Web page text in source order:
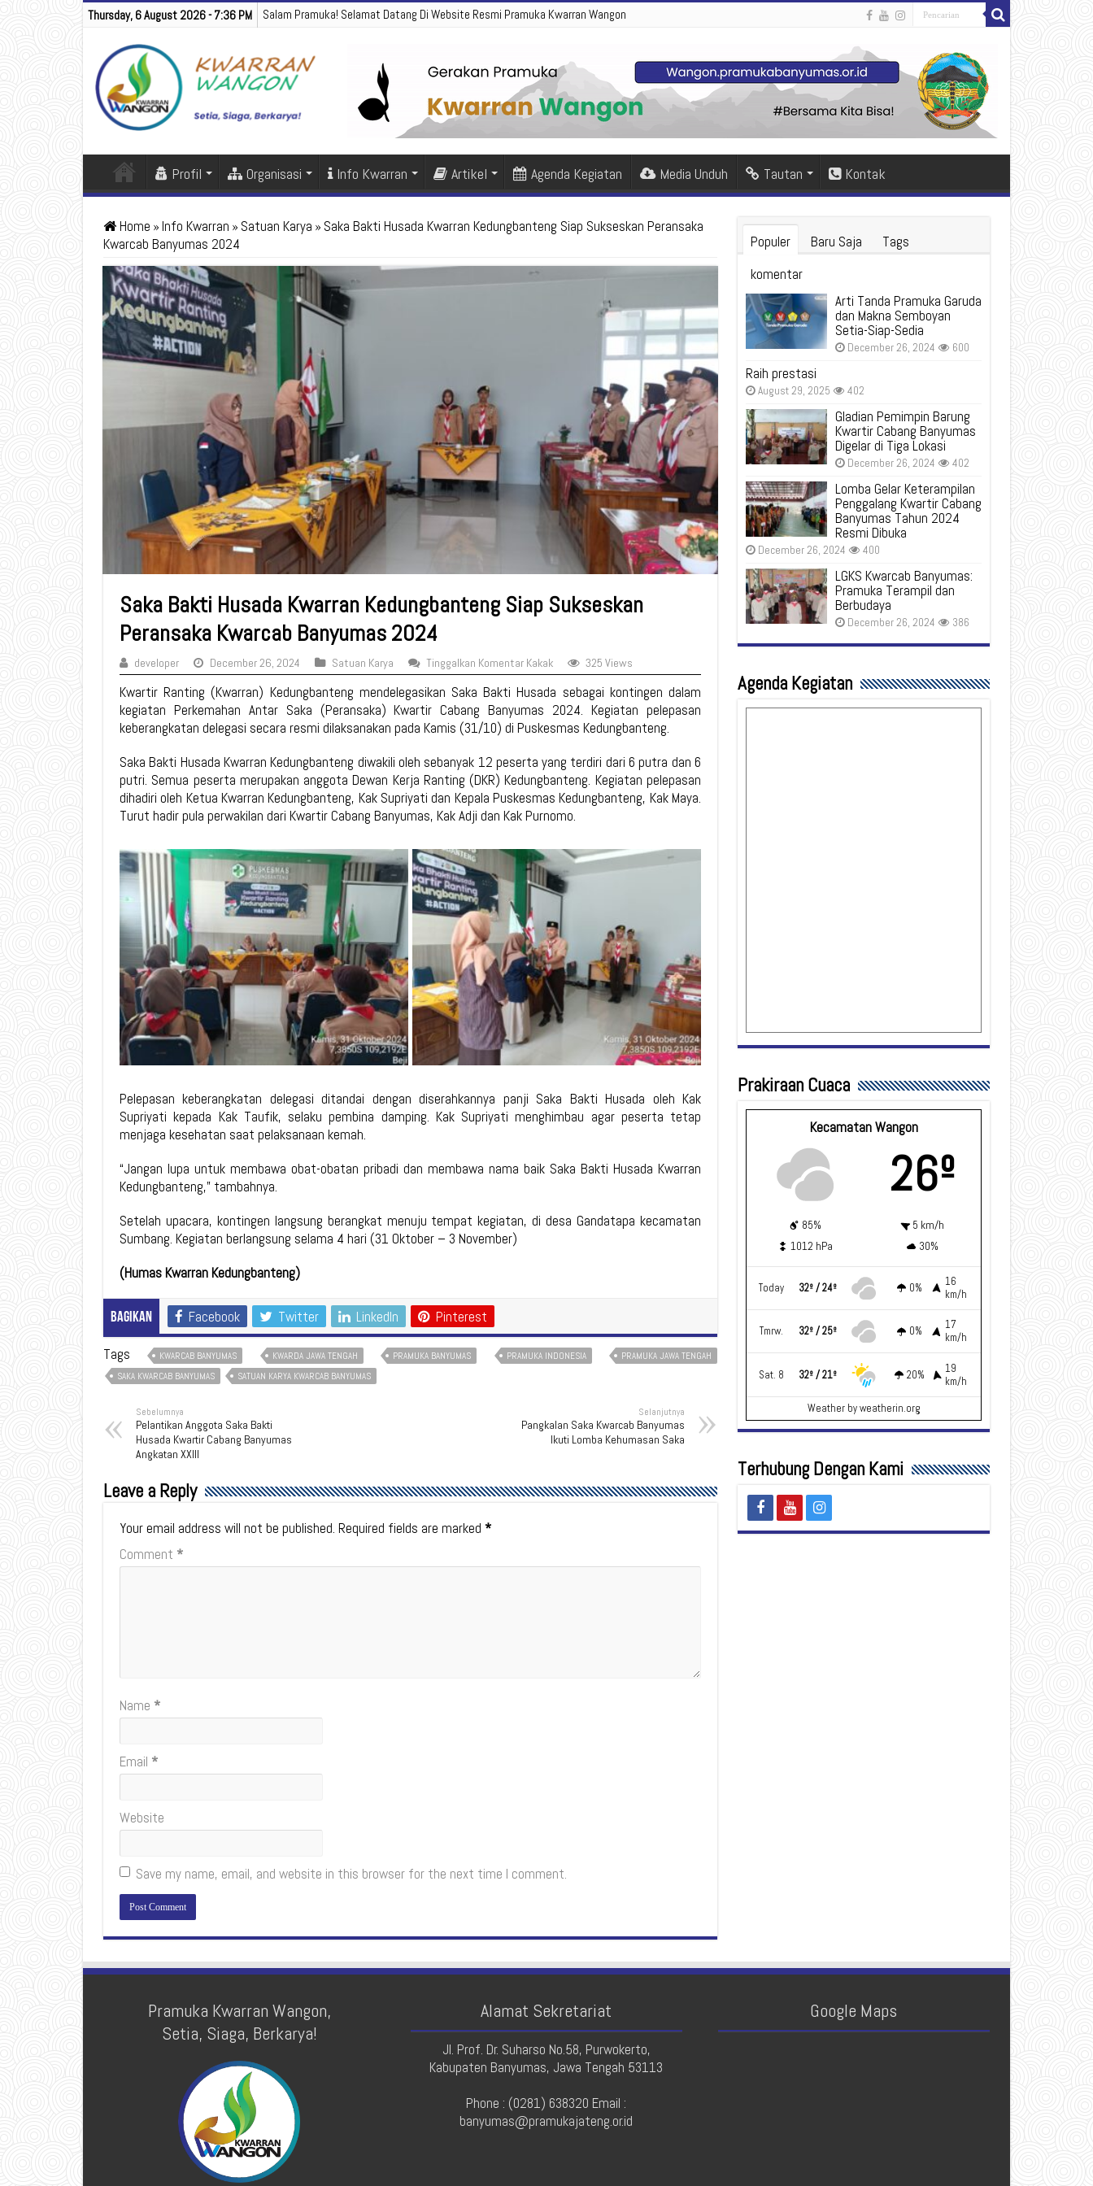
Thursday, 6 August 2026 - 7:36 PM Salam Pramuka! Selamat Datang Di Website Resmi Pramuka Kwarran Wangon
Profil Organisasi Info Kwarran Artikel Agenda Kegiatan Media Unduh Tautan Kontak
Home »Info Kwarran » Satuan Karya » Saka Bakti Husada Kwarran Kedungbanteng Siap Sukseskan Peransaka
Kwarcab Banyumas 2024
Saka Bakti Husada Kwarran Kedungbanteng Siap Sukseskan
Peransaka Kwarcab Banyumas 2024
developer December 26, 2024 Satuan Karya Tinggalkan Komentar Kakak 325 Views
Kwartir Ranting (Kwarran) Kedungbanteng mendelegasikan Saka Bakti Husada sebagai kontingen dalam
kegiatan Perkemahan Antar Saka (Peransaka) Kwartir Cabang Banyumas 2024. Kegiatan pelepasan
keberangkatan delegasi secara resmi dilaksanakan pada Kamis (31/10) di Puskesmas Kedungbanteng.
Saka Bakti Husada Kwarran Kedungbanteng diwakili oleh sebanyak 12 peserta yang terdiri dari 6 putra dan 6
putri. Semua peserta merupakan anggota Dewan Kerja Ranting (DKR) Kedungbanteng. Kegiatan pelepasan
dihadiri oleh Ketua Kwarran Kedungbanteng, Kak Supriyati dan Kepala Puskesmas Kedungbanteng, Kak Maya.
Turut hadir pula perwakilan dari Kwartir Cabang Banyumas, Kak Adji dan Kak Purnomo.
Pelepasan keberangkatan delegasi ditandai dengan diserahkannya panji Saka Bakti Husada oleh Kak
Supriyati kepada Kak Taufik, selaku pembina damping. Kak Supriyati menghimbau agar peserta tetap
menjaga kesehatan saat pelaksanaan kemah.
“Jangan lupa untuk membawa obat-obatan pribadi dan membawa nama baik Saka Bakti Husada Kwarran
Kedungbanteng,” tambahnya.
Setelah upacara, kontingen langsung berangkat menuju tempat kegiatan, di desa Gandatapa kecamatan
Sumbang. Kegiatan berlangsung selama 4 hari (31 Oktober – 3 November)
(Humas Kwarran Kedungbanteng)
Bagikan Facebook Twitter LinkedIn Pinterest
Tags KWARCAB BANYUMAS KWARDA JAWA TENGAH PRAMUKA BANYUMAS PRAMUKA INDONESIA
PRAMUKA JAWA TENGAH
SAKA KWARCAB BANYUMAS
SATUAN KARYA KWARCAB BANYUMAS
Sebelumnya
Pelantikan Anggota Saka Bakti
Husada Kwartir Cabang Banyumas
Angkatan XXIII
Selanjutnya
Pangkalan Saka Kwarcab Banyumas
Ikuti Lomba Kehumasan Saka
Leave a Reply
Your email address will not be published. Required fields are marked *
Comment *
Name *
Email *
Website
Save my name, email, and website in this browser for the next time I comment.
Populer Baru Saja
Tags
komentar
Arti Tanda Pramuka Garuda
dan Makna Semboyan
Setia-Siap-Sedia
December 26, 2024 600
Raih prestasi
August 29, 2025 402
Gladian Pemimpin Barung
Kwartir Cabang Banyumas
Digelar di Tiga Lokasi
December 26, 2024 402
Lomba Gelar Keterampilan
Penggalang Kwartir Cabang
Banyumas Tahun 2024
Resmi Dibuka
December 26, 2024 400
LGKS Kwarcab Banyumas:
Pramuka Terampil dan
Berbudaya
December 26, 2024 386
Agenda Kegiatan
Prakiraan Cuaca
Kecamatan Wangon
26º
85%
5 km/h
1012 hPa
30%
Today 32º / 24º 0%
16
km/h
Tmrw. 32º / 25º 0%
17
km/h
Sat. 8 32º / 21º 20%
19
km/h
Weatherby weatherin.org
Terhubung Dengan Kami
Pramuka Kwarran Wangon,
Setia, Siaga, Berkarya!
Alamat Sekretariat
Jl. Prof. Dr. Suharso No.58, Purwokerto,
Kabupaten Banyumas, Jawa Tengah 53113
Phone : (0281) 638320 Email :
banyumas@pramukajateng.or.id
Google Maps